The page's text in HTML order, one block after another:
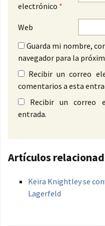
electrónico *
Web
Guarda mi nombre,
navegador para la
Recibir un correo
comentarios a esta
Recibir un correo
entrada.
Artículos
Keira Knightley se
Lagerfeld